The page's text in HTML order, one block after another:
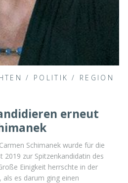
/ POLITIK / REGION
erneut
Schimanek wurde für die
2019 zur Spitzenkandidatin des
Einigkeit herrschte in der
es darum ging einen